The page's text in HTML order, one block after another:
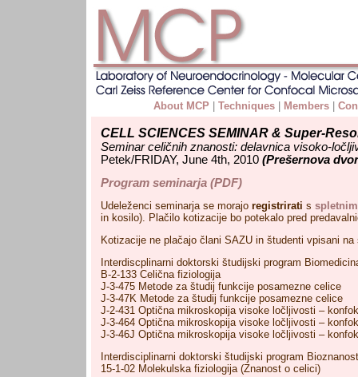
About MCP Techniques Members
CELL SCIENCES SEMINAR & Super-
Seminar celičnih znanosti: delavnica visoko-
Petek/FRIDAY, June 4th, 2010 (Prešernova
Program seminarja (PDF)
Udeleženci seminarja se morajo registrirati s
in kosilo). Plačilo kotizacije bo potekalo pred
Kotizacije ne plačajo člani SAZU in študenti vpisani
Interdiscplinarni doktorski študijski program
B-2-133 Celična fiziologija
J-3-475 Metode za študij funkcije posamezne celice
J-3-47K Metode za študij funkcije posamezne celice
J-2-431 Optična mikroskopija visoke ločljivosti –
J-3-464 Optična mikroskopija visoke ločljivosti –
J-3-46J Optična mikroskopija visoke ločljivosti –
Interdisciplinarni doktorski študijski program
15-1-02 Molekulska fiziologija (Znanost o celici)